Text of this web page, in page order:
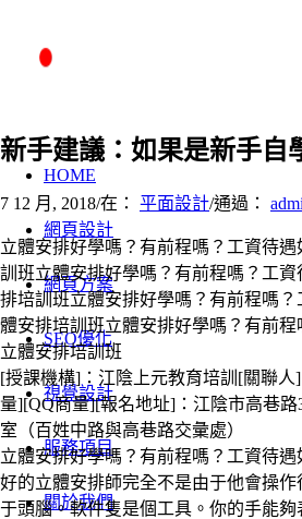
HOME
網頁設計
網頁方案
SEO優化
視覺設計
服務項目
關於我們
新手建議：如果是新手自
7 12 月, 2018/在： 平面設計/通過：
立體安排好學嗎？有前程嗎？工資待
訓班立體安排好學嗎？有前程嗎？工
排培訓班立體安排好學嗎？有前程嗎
體安排培訓班立體安排好學嗎？有前
立體安排培訓班
[授課機構]：江陰上元教育培訓[關聯人
量][QQ商量][報名地址]：江陰市高巷路
室（百姓中路與高巷路交彙處）
立體安排好學嗎？有前程嗎？工資待遇
好的立體安排師完全不是由于他會操
于頭腦。軟件隻是個工具。你的手能